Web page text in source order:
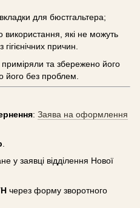
для бюстгальтера;
використання, які не можуть
причин.
та збережено його
без проблем.
: Заява на оформлення
у заявці відділення Нової
через форму зворотного